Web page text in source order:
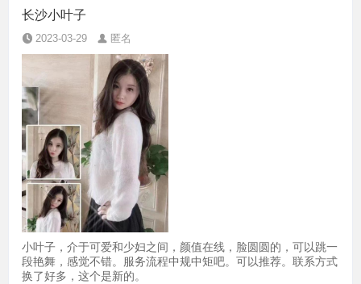
长沙小叶子
2023-03-29 匿名
小叶子，介于可爱和少妇之间，颜值在线，脸圆圆的，可以跳一
段艳舞，感觉不错。服务流程中规中矩吧。可以推荐。联系方式
换了好多，这个是新的。